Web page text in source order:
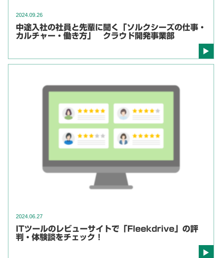
2024.09.26
中途入社の社員と先輩に聞く「ソルクシーズの仕事・
カルチャー・働き方」 クラウド開発事業部
2024.06.27
ITツールのレビューサイトで「Fleekdrive」の評
判・体験談をチェック！